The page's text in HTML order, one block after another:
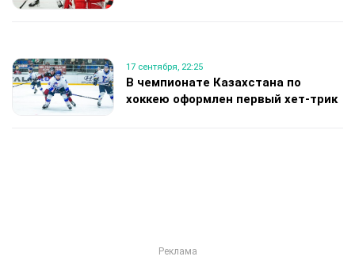
17 сентября, 22:25
В чемпионате Казахстана по
хоккею оформлен первый хет-трик